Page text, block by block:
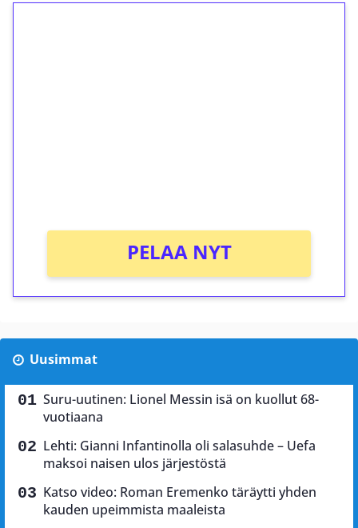
PELAA NYT
Uusimmat
Suru-uutinen: Lionel Messin isä on kuollut 68-
vuotiaana
Lehti: Gianni Infantinolla oli salasuhde – Uefa
maksoi naisen ulos järjestöstä
Katso video: Roman Eremenko täräytti yhden
kauden upeimmista maaleista